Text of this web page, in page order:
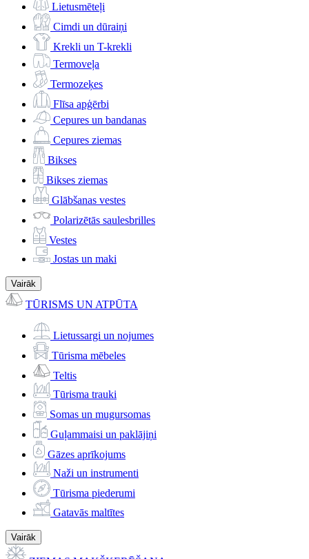
Lietusmēteļi
Cimdi un dūraiņi
Krekli un T-krekli
Termoveļa
Termozeķes
Flīsa apģērbi
Cepures un bandanas
Cepures ziemas
Bikses
Bikses ziemas
Glābšanas vestes
Polarizētās saulesbrilles
Vestes
Jostas un maki
Vairāk
TŪRISMS UN ATPŪTA
Lietussargi un nojumes
Tūrisma mēbeles
Teltis
Tūrisma trauki
Somas un mugursomas
Guļammaisi un paklājiņi
Gāzes aprīkojums
Naži un instrumenti
Tūrisma piederumi
Gatavās maltītes
Vairāk